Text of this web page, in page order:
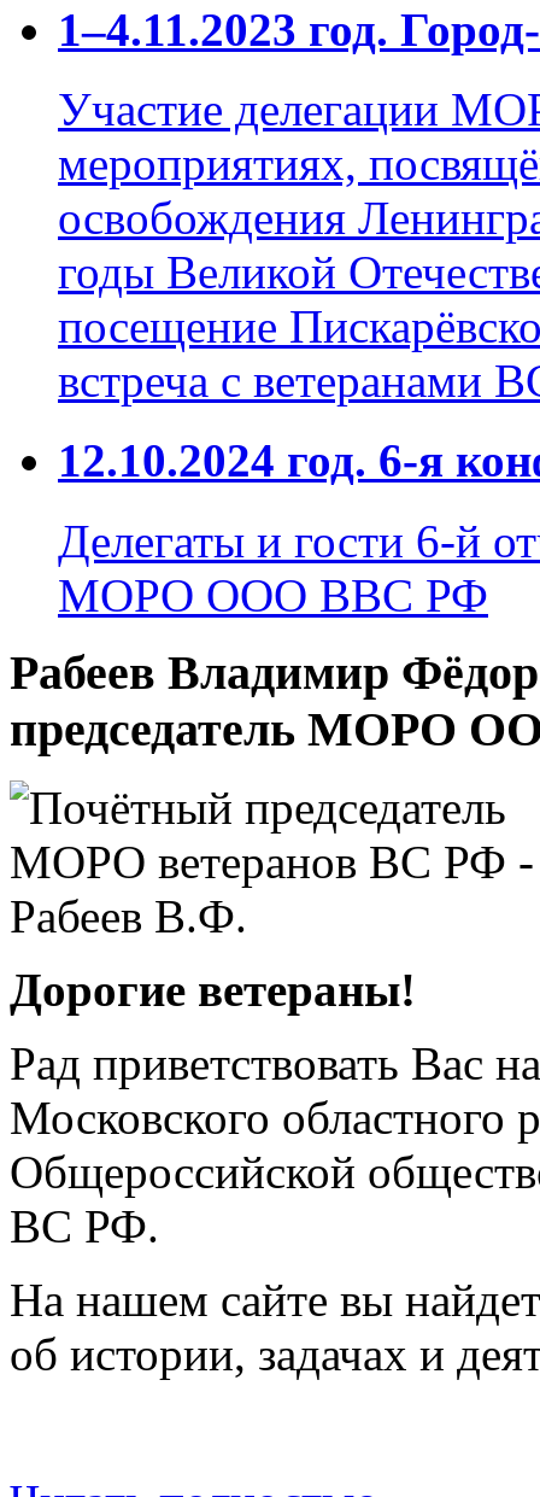
1–4.11.2023 год.
Участие делегации
мероприятиях,
освобождения
годы Великой
посещение
встреча с ветеранами
12.10.2024 год. 6-я
Делегаты и гости 6-й
МОРО ООО ВВС РФ
Рабеев Владимир
председатель МОРО
Дорогие ветераны!
Рад приветствовать Вас
Московского областного
Общероссийской
ВС РФ.
На нашем сайте вы
об истории, задачах и